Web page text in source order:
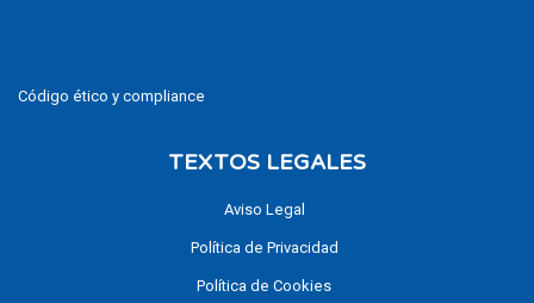
Código ético y compliance
TEXTOS LEGALES
Aviso Legal
Política de Privacidad
Política de Cookies